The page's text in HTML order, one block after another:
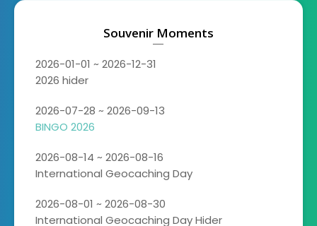
Souvenir Moments
2026-01-01 ~ 2026-12-31
2026 hider
2026-07-28 ~ 2026-09-13
BINGO 2026
2026-08-14 ~ 2026-08-16
International Geocaching Day
2026-08-01 ~ 2026-08-30
International Geocaching Day Hider